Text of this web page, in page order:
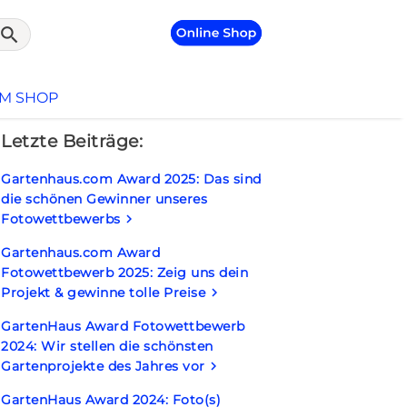
search
SHOP
Letzte Beiträge:
Gartenhaus.com Award 2025: Das sind
die schönen Gewinner unseres
Fotowettbewerbs keyboard_arrow_right
Gartenhaus.com Award
Fotowettbewerb 2025: Zeig uns dein
Projekt & gewinne tolle Preisekeyboard_arrow_right
GartenHaus Award Fotowettbewerb
2024: Wir stellen die schönsten
Gartenprojekte des Jahres vor keyboard_arrow_right
GartenHaus Award 2024: Foto(s)